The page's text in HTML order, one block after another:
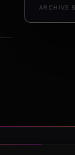
ARCHIVE